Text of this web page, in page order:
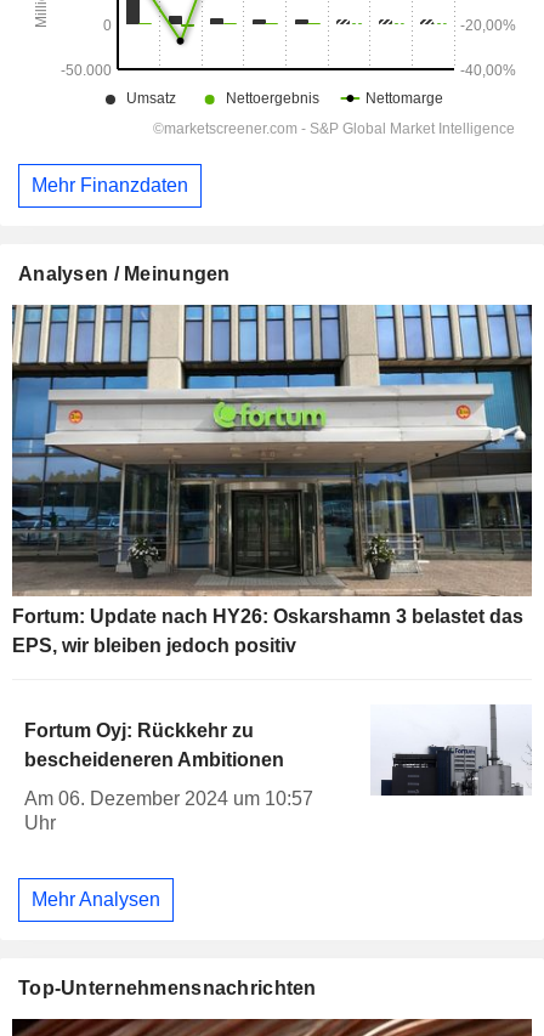
Mehr Finanzdaten
Analysen / Meinungen
Fortum: Update nach HY26: Oskarshamn 3 belastet das
EPS, wir bleiben jedoch positiv
Fortum Oyj: Rückkehr zu
bescheideneren Ambitionen
Am 06. Dezember 2024 um 10:57
Uhr
Mehr Analysen
Top-Unternehmensnachrichten